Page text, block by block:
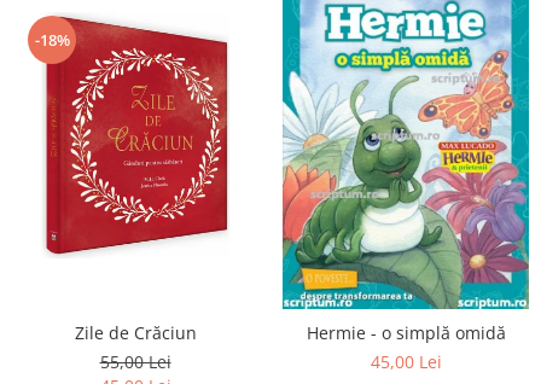
-18%
Zile de Crăciun
55,00 Lei
Hermie - o simplă omidă
45,00 Lei